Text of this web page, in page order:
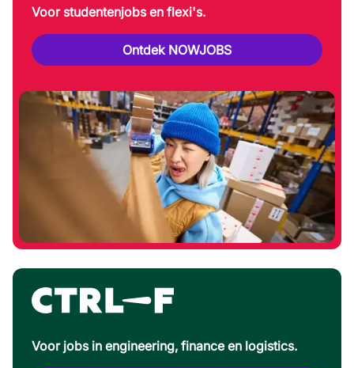
Voor studentenjobs en flexi's.
Ontdek NOWJOBS
Voor jobs in engineering, finance en logistics.